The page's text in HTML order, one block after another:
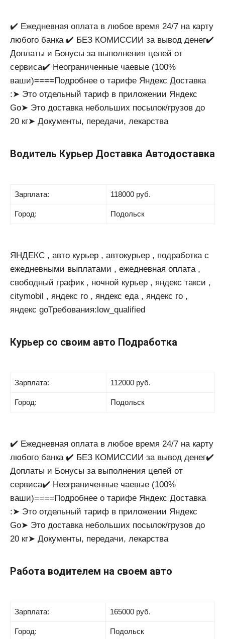
✔️ Ежедневная оплата в любое время 24/7 на карту
любого банка ✔️ БЕЗ КОМИССИИ за вывод денег✔️
Доплаты и Бонусы за выполнения целей от
сервиса✔️ Неограниченные чаевые (100%
ваши)====Подробнее о тарифе Яндекс Доставка
:➤ Это отдельный тариф в приложении Яндекс
Go➤ Это доставка небольших посылок/грузов до
20 кг➤ Документы, передачи, лекарства
Водитель Курьер Доставка Автодоставка
Зарплата: 118000 руб.
Город: Подольск
ЯНДЕКС , авто курьер , автокурьер , подработка с
ежедневными выплатами , ежедневная оплата ,
свободный график , ночной курьер , яндекс такси ,
citymobil , яндекс го , яндекс еда , яндекс го ,
яндекс goТребования:low_qualified
Курьер со своим авто Подработка
Зарплата: 112000 руб.
Город: Подольск
✔️ Ежедневная оплата в любое время 24/7 на карту
любого банка ✔️ БЕЗ КОМИССИИ за вывод денег✔️
Доплаты и Бонусы за выполнения целей от
сервиса✔️ Неограниченные чаевые (100%
ваши)====Подробнее о тарифе Яндекс Доставка
:➤ Это отдельный тариф в приложении Яндекс
Go➤ Это доставка небольших посылок/грузов до
20 кг➤ Документы, передачи, лекарства
Работа водителем на своем авто
Зарплата: 165000 руб.
Город: Подольск